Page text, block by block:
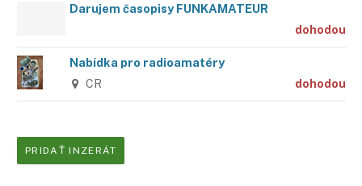
Darujem časopisy FUNKAMATEUR
dohodou
Nabídka pro radioamatéry
CR dohodou
PRIDAŤ INZERÁT